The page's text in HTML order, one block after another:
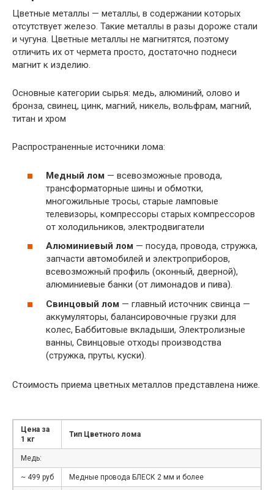
Цветные металлы — металлы, в содержании которых
отсутствует железо. Такие металлы в разы дороже стали
и чугуна. Цветные металлы не магнитятся, поэтому
отличить их от чермета просто, достаточно поднеси
магнит к изделию.
Основные категории сырья: медь, алюминий, олово и
бронза, свинец, цинк, магний, никель, вольфрам, магний,
титан и хром
Распространенные источники лома:
Медный лом — всевозможные провода,
трансформаторные шины и обмотки,
многожильные тросы, старые ламповые
телевизоры, компрессоры старых компрессоров
от холодильников, электродвигатели
Алюминиевый лом — посуда, провода, стружка,
запчасти автомобилей и электроприборов,
всевозможный профиль (оконный, дверной),
алюминиевые банки (от лимонадов и пива).
Свинцовый лом — главный источник свинца —
аккумуляторы, балансировочные грузки для
колес, Баббитовые вкладыши, Электролизные
ванны, Свинцовые отходы производства
(стружка, пруты, куски).
Стоимость приема цветных металлов представлена ниже.
Цена за
1 кг
Тип Цветного лома
Медь:
~ 499 руб Медные провода БЛЕСК 2 мм и более